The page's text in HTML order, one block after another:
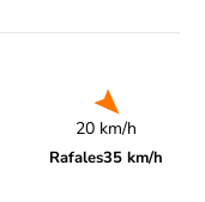
20 km/h
Rafales35 km/h